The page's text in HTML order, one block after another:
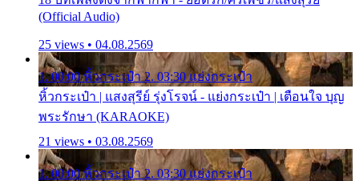
(Official Audio)
25 views • 04.08.2569
1. 00:00 หิ้วกระเป๋า 2. 03:30 แย่งกระเป๋า
หิ้วกระเป๋า | แสงสุรีย์ รุ่งโรจน์ - แย่งกระเป๋า | เตือนใจ บุญ
พระรักษา (KARAOKE)
21 views • 03.08.2569
1. 00:00 หิ้วกระเป๋า 2. 03:30 แย่งกระเป๋า